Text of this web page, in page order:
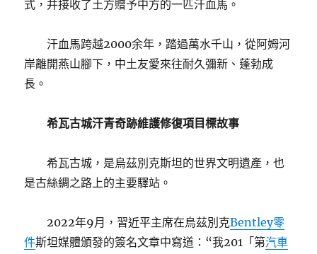
式，并接收了土方贈予中方的一匹汗血馬。
汗血馬跨越2000余年，踏過萬水千山，從阿姆河
岸離開燕山腳下，中土友愛來往耐久彌新、蓬勃成
長。
希瓦古城汗青奇跡維護修復項目標故事
希瓦古城，是烏茲別克斯坦的世界文明遺產，也
是古絲綢之路上的主要驛站。
2022年9月，習近平主席在烏茲別克Bentley零
件斯坦媒體頒發的簽名文章中寫道：“我201「第汽車